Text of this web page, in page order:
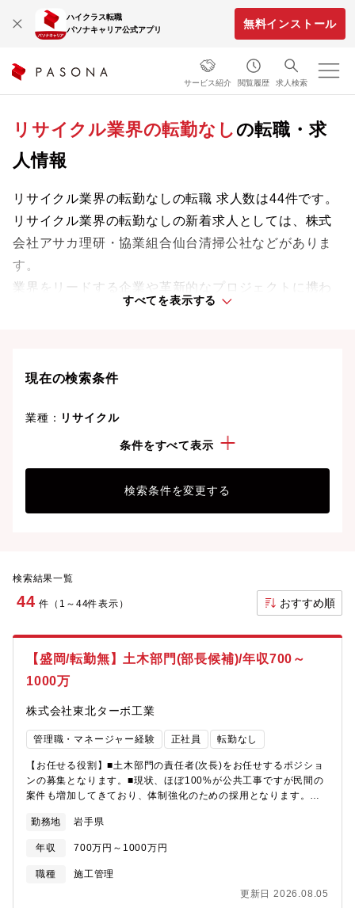
ハイクラス転職
パソナキャリア公式アプリ
無料インストール
サービス紹介 閲覧履歴 求人検索
リサイクル業界の転勤なしの転職・求
人情報
リサイクル業界の転勤なしの転職 求人数は44件です。
リサイクル業界の転勤なしの新着求人としては、株式
会社アサカ理研・協業組合仙台清掃公社などがありま
す。
業界をリードする企業や革新的なプロジェクトに携わ
り、次のキャリアステージへと踏み出しましょう。
すべてを表示する
現在の検索条件
業種： リサイクル
転勤なし条件をすべて表示
検索条件を変更する
検索結果一覧
44 件（1～44件表示） おすすめ順
【盛岡/転勤無】土木部門(部長候補)/年収700～
1000万
株式会社東北ターボ工業
管理職・マネージャー経験 正社員 転勤なし
【お任せる役割】■土木部門の責任者(次長)をお任せするポジショ
ンの募集となります。■現状、ほぼ100%が公共工事ですが民間の
案件も増加してきており、体制強化のための採用となります。
算 ・案件の管理 ・ピープルマネジメント等 【当社の魅
力】・産業廃棄物に関わる事業を軸に、M&Aを通じて放っておけ
ば承継されない工事技術やノウハウの承継を取り入れて、事業多
角化を進めております。 ・土木工事事業、防水工事事業、電気
います。【配属先構成】4名（20代3名/60代1名）※数年の経験の
勤務地 岩手県
年収 700万円～1000万円
職種
施工管理
更新日 2026.08.05